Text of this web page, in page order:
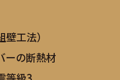
工法）
ーの断熱材